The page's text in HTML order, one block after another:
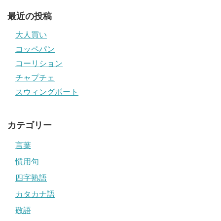
最近の投稿
大人買い
コッペパン
コーリション
チャプチェ
スウィングボート
カテゴリー
言葉
慣用句
四字熟語
カタカナ語
敬語